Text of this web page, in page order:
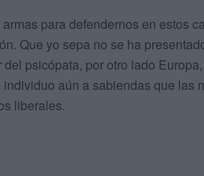
para defendernos en estos
Que yo sepa no se ha
del psicópata, por otro lado
individuo aún a sabiendas que las
liberales.